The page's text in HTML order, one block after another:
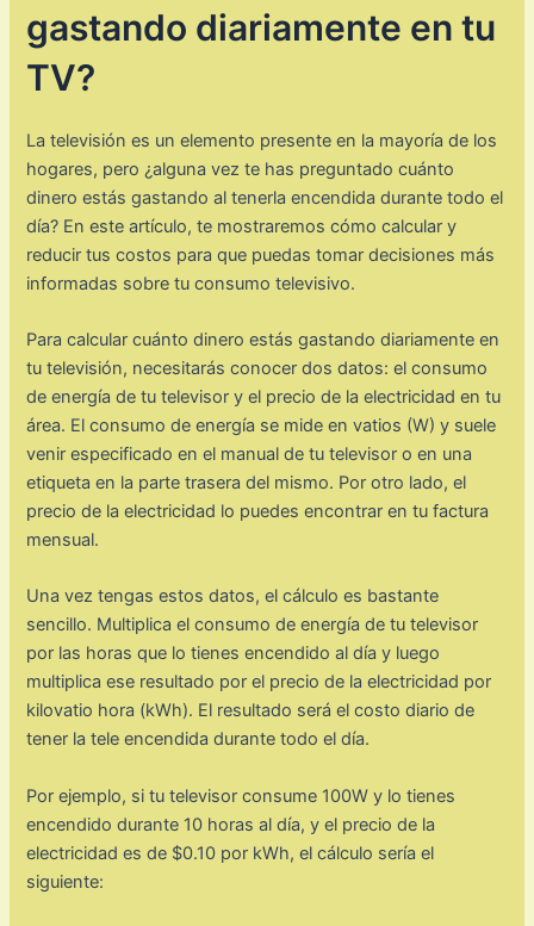
gastando diariamente en tu
TV?
La televisión es un elemento presente en la mayoría de los
hogares, pero ¿alguna vez te has preguntado cuánto
dinero estás gastando al tenerla encendida durante todo el
día? En este artículo, te mostraremos cómo calcular y
reducir tus costos para que puedas tomar decisiones más
informadas sobre tu consumo televisivo.
Para calcular cuánto dinero estás gastando diariamente en
tu televisión, necesitarás conocer dos datos: el consumo
de energía de tu televisor y el precio de la electricidad en tu
área. El consumo de energía se mide en vatios (W) y suele
venir especificado en el manual de tu televisor o en una
etiqueta en la parte trasera del mismo. Por otro lado, el
precio de la electricidad lo puedes encontrar en tu factura
mensual.
Una vez tengas estos datos, el cálculo es bastante
sencillo. Multiplica el consumo de energía de tu televisor
por las horas que lo tienes encendido al día y luego
multiplica ese resultado por el precio de la electricidad por
kilovatio hora (kWh). El resultado será el costo diario de
tener la tele encendida durante todo el día.
Por ejemplo, si tu televisor consume 100W y lo tienes
encendido durante 10 horas al día, y el precio de la
electricidad es de $0.10 por kWh, el cálculo sería el
siguiente: